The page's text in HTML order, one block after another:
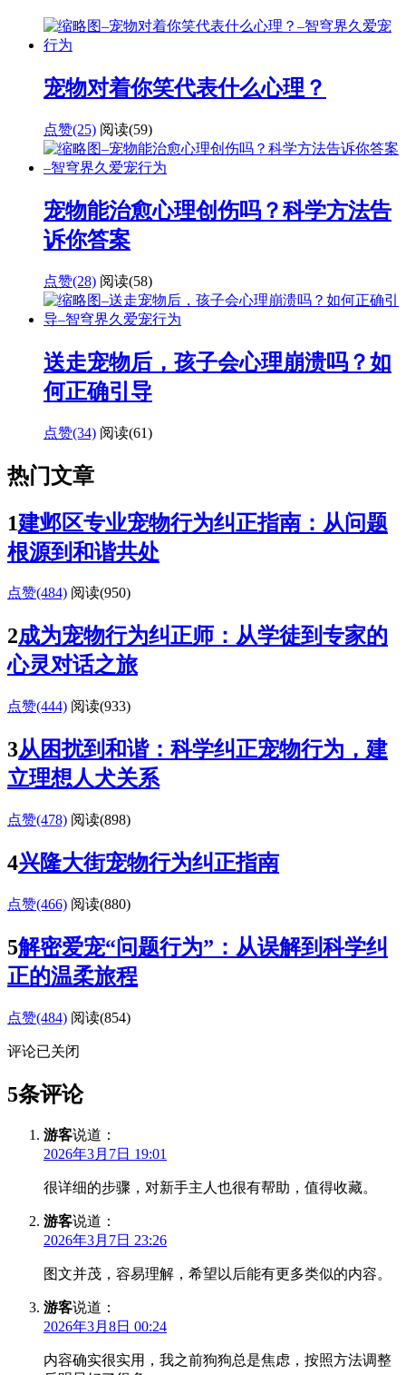
宠物对着你笑代表什么心理？
点赞(25) 阅读(59)
宠物能治愈心理创伤吗？科学方法告
诉你答案
点赞(28) 阅读(58)
送走宠物后，孩子会心理崩溃吗？如
何正确引导
点赞(34) 阅读(61)
热门文章
1建邺区专业宠物行为纠正指南：从问题
根源到和谐共处
点赞(484) 阅读(950)
2成为宠物行为纠正师：从学徒到专家的
心灵对话之旅
点赞(444) 阅读(933)
3从困扰到和谐：科学纠正宠物行为，建
立理想人犬关系
点赞(478) 阅读(898)
4兴隆大街宠物行为纠正指南
点赞(466) 阅读(880)
5解密爱宠“问题行为”：从误解到科学纠
正的温柔旅程
点赞(484) 阅读(854)
评论已关闭
5条评论
游客说道：
2026年3月7日 19:01
很详细的步骤，对新手主人也很有帮助，值得收藏。
游客说道：
2026年3月7日 23:26
图文并茂，容易理解，希望以后能有更多类似的内容。
游客说道：
2026年3月8日 00:24
内容确实很实用，我之前狗狗总是焦虑，按照方法调整